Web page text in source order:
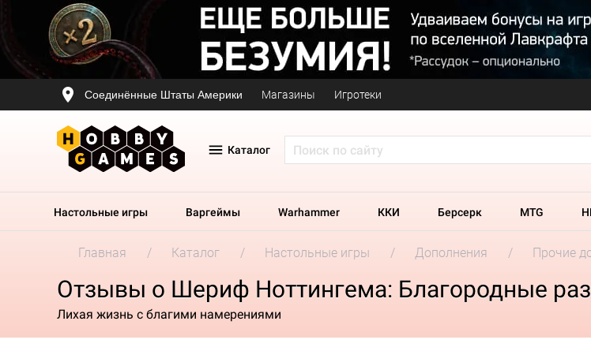
Соединённые Штаты Америки Магазины Игротеки
Каталог
Настольные игры Варгеймы Warhammer ККИ Берсерк MTG
Главная Каталог Настольные игры Дополнения Прочие
Отзывы о Шериф Ноттингема: Благородные
Лихая жизнь с благими намерениями